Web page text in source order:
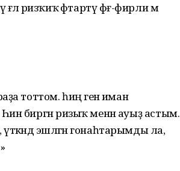
үә ғәлә ризҡиҡә әфтартү фәғ-фирли мә
тоттом. һиңә генә иман
Һин биргән ризыҡ менән ауыҙ астым.
эшләгән гонаһтарымды ла,